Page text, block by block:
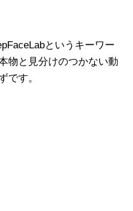
というキーワー
物と見分けのつかない動
です。